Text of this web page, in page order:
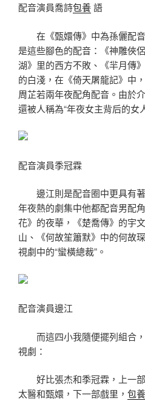
配音演員喬詩包養語
在《甄嬛傳》中為孫儷配音
是這些腳色的配音：《神雕俠
湖》里的西方不敗、《羋月傳
的白淺，在《倚天屠龍記》中
周芷若兩年夜配角配音。由於
還被人稱為“年夜女主背后的女
配音演員季冠霖
邊江則是配音圈中更具有著
年夜熱的劇集中他都配音男配
花》的夜華，《楚喬傳》的宇
山、《何故笙簫默》中的何故
視劇中的“蠻橫總裁”。
配音演員邊江
而這四小我隨便擺列組合，
視劇：
好比張杰和季冠霖，上一部
太醫和甄嬛，下一部戲里， 包